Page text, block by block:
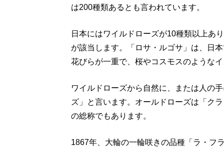
は200種類あるとも言われています。
日本にはワイルドローズが10種類以上あ
が該当します。「ロサ・ルゴサ」は、日
花びらが一重で、桜やコスモスのような
ワイルドローズから自然に、または人の
ズ」と言います。オールドローズは「ク
の総称でもあります。
1867年、大輪の一輪咲きの品種「ラ・フ